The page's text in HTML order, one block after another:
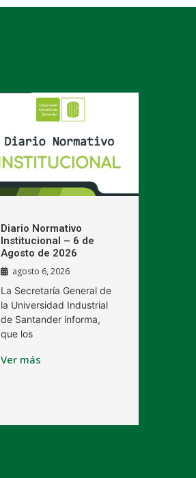
Diario Normativo
Institucional – 6 de
Agosto de 2026
agosto 6, 2026
La Secretaría General de
la Universidad Industrial
de Santander informa,
que los
Ver más